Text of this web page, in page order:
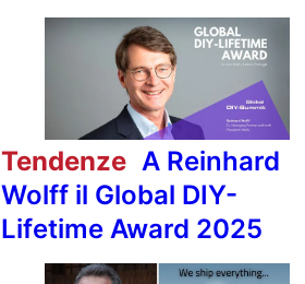
Tendenze A Reinhard
Wolff il Global DIY-
Lifetime Award 2025